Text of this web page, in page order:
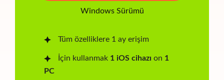
Windows Sürümü
Tüm özelliklere 1 ay erişim
İçin kullanmak 1 iOS cihazı on 1
PC